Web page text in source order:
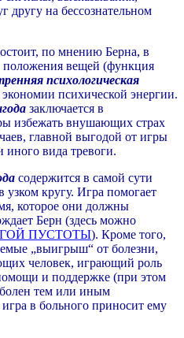
другу на бессознательном
по мнению Берна, в
вещей (функция
психологическая
психической энергии.
заключается в
избежать внушающих страх
главной выгодой от игры
иного вида тревоги.
содержится в самой сути
узком кругу. Игра помогает
которое они должны
Берн (здесь можно
ПУСТОТЫ). Кроме того,
„выигрыш“ от болезни,
человек, играющий роль
и поддержке (при этом
тем или иным
в больного приносит ему